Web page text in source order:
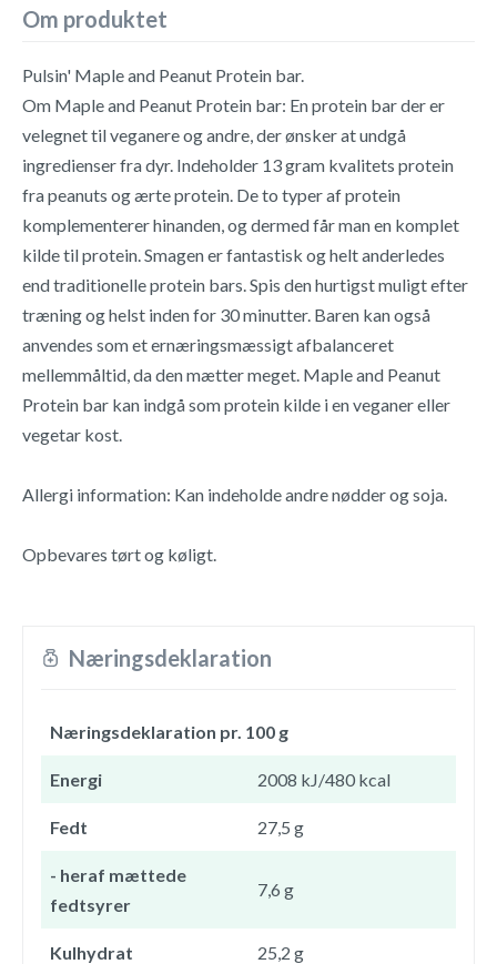
Om produktet
Pulsin' Maple and Peanut Protein bar.
Om Maple and Peanut Protein bar: En protein bar der er
velegnet til veganere og andre, der ønsker at undgå
ingredienser fra dyr. Indeholder 13 gram kvalitets protein
fra peanuts og ærte protein. De to typer af protein
komplementerer hinanden, og dermed får man en komplet
kilde til protein. Smagen er fantastisk og helt anderledes
end traditionelle protein bars. Spis den hurtigst muligt efter
træning og helst inden for 30 minutter. Baren kan også
anvendes som et ernæringsmæssigt afbalanceret
mellemmåltid, da den mætter meget. Maple and Peanut
Protein bar kan indgå som protein kilde i en veganer eller
vegetar kost.
Allergi information: Kan indeholde andre nødder og soja.
Opbevares tørt og køligt.
Næringsdeklaration
Næringsdeklaration pr. 100 g
Energi 2008 kJ/480 kcal
Fedt 27,5 g
- heraf mættede
fedtsyrer
7,6 g
Kulhydrat 25,2 g